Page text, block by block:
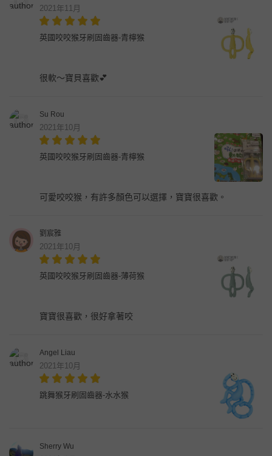
2021年11月
英國咬咬猴牙刷固齒器-青檸猴
很軟～寶貝喜歡💕
Su Rou
2021年10月
英國咬咬猴牙刷固齒器-青檸猴
可愛咬咬猴，有許多顏色可以選擇，寶寶很喜歡。
劉宸雅
2021年10月
英國咬咬猴牙刷固齒器-薄荷猴
寶寶很喜歡，很好拿著咬
Angel Liau
2021年10月
跳舞猴牙刷固齒器-水水猴
Sherry Wu